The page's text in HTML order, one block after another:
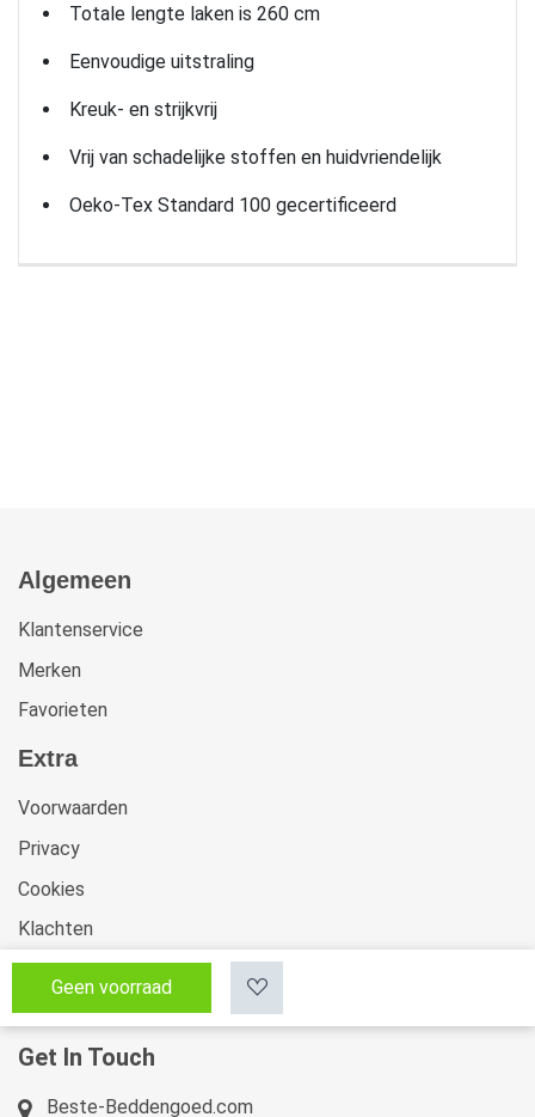
Geen voorraad
Totale lengte laken is 260 cm
Eenvoudige uitstraling
Kreuk- en strijkvrij
Vrij van schadelijke stoffen en huidvriendelijk
Oeko-Tex Standard 100 gecertificeerd
Algemeen
Klantenservice
Merken
Favorieten
Extra
Voorwaarden
Privacy
Cookies
Klachten
Retourneren & Ruilen
Sitemap
Get In Touch
Beste-Beddengoed.com